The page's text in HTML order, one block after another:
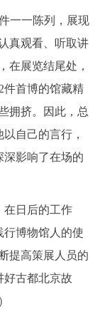
视频北京
РУССКИЙ ЯЗЫК
PORTUGUÊS
一一陈列，展现
真观看、听取讲
在展览结尾处，
件首博的馆藏精
拥挤。因此，总
自己的言行，
深影响了在场的
日后的工作
行博物馆人的使
提高策展人员的
好古都北京故